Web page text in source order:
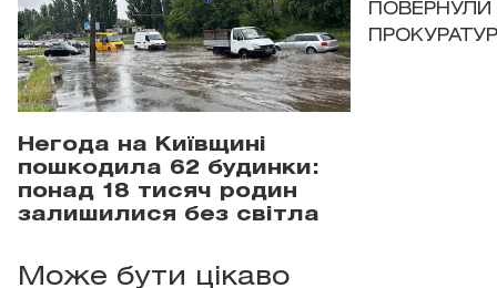
Негода на Київщині
пошкодила 62 будинки:
понад 18 тисяч родин
залишилися без світла
ПОВЕРНУЛИ
Може бути цікаво